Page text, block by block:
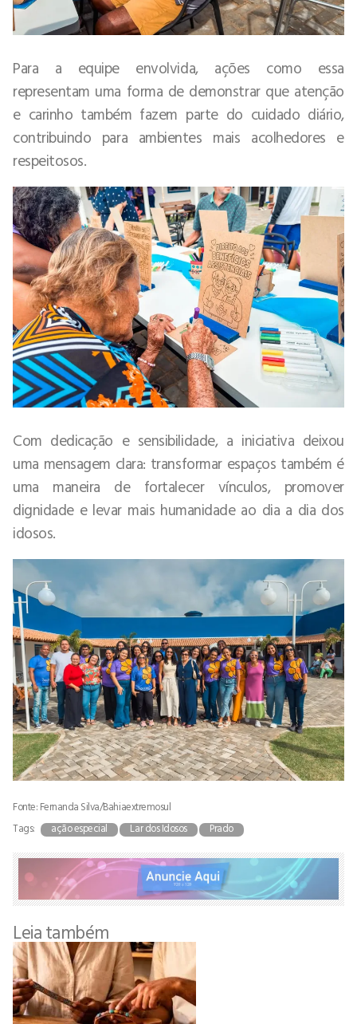
Para a equipe envolvida, ações como essa
representam uma forma de demonstrar que atenção
e carinho também fazem parte do cuidado diário,
contribuindo para ambientes mais acolhedores e
respeitosos.
Com dedicação e sensibilidade, a iniciativa deixou
uma mensagem clara: transformar espaços também é
uma maneira de fortalecer vínculos, promover
dignidade e levar mais humanidade ao dia a dia dos
idosos.
Fonte: Fernanda Silva/Bahiaextremosul
Tags:
ação especial Lar dos Idosos Prado
Leia também